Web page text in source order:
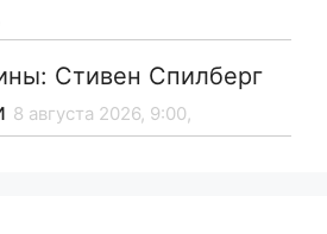
Стивен Спилберг
8 августа 2026, 9:00,